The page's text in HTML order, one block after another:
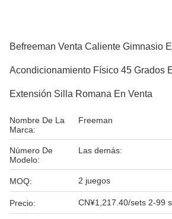
Befreeman Venta Caliente Gimnasio
Acondicionamiento Físico 45 Grados
Extensión Silla Romana En Venta
Nombre De La
Marca:
Freeman
Número De
Modelo:
Las demás:
MOQ: 2 juegos
Precio: CN¥1,217.40/sets 2-99